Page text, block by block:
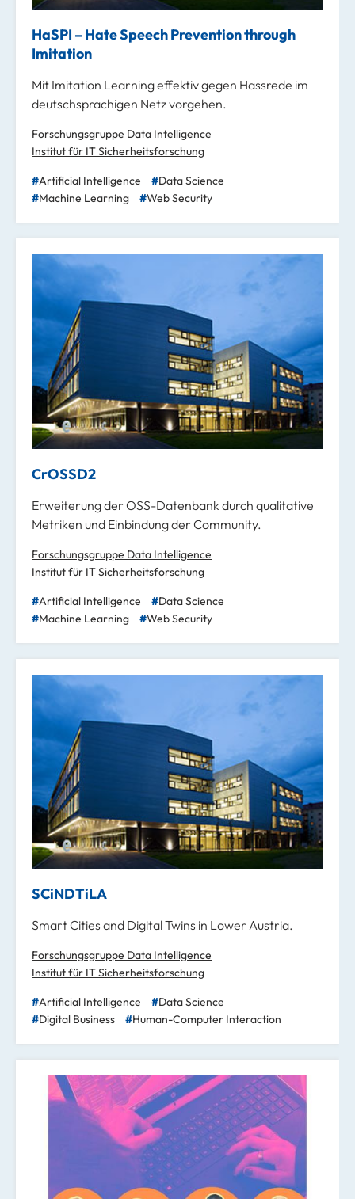
HaSPI – Hate Speech Prevention through
Imitation
Mit Imitation Learning effektiv gegen Hassrede im
deutschsprachigen Netz vorgehen.
Forschungsgruppe Data Intelligence
Institut für IT Sicherheitsforschung
Artificial Intelligence
Data Science
Machine Learning
Web Security
CrOSSD2
Erweiterung der OSS-Datenbank durch qualitative
Metriken und Einbindung der Community.
Forschungsgruppe Data Intelligence
Institut für IT Sicherheitsforschung
Artificial Intelligence
Data Science
Machine Learning
Web Security
SCiNDTiLA
Smart Cities and Digital Twins in Lower Austria.
Forschungsgruppe Data Intelligence
Institut für IT Sicherheitsforschung
Artificial Intelligence
Data Science
Digital Business
Human-Computer Interaction